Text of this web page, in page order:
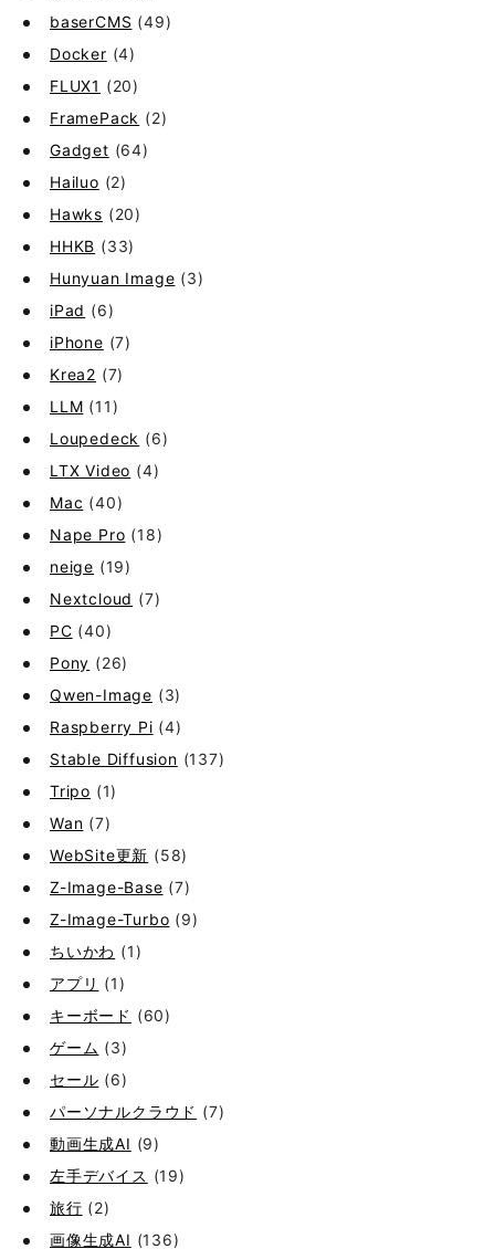
baserCMS (49)
Docker (4)
FLUX1 (20)
FramePack (2)
Gadget (64)
Hailuo (2)
Hawks (20)
HHKB (33)
Hunyuan Image (3)
iPad (6)
iPhone (7)
Krea2 (7)
LLM (11)
Loupedeck (6)
LTX Video (4)
Mac (40)
Nape Pro (18)
neige (19)
Nextcloud (7)
PC (40)
Pony (26)
Qwen-Image (3)
Raspberry Pi (4)
Stable Diffusion (137)
Tripo (1)
Wan (7)
WebSite更新 (58)
Z-Image-Base (7)
Z-Image-Turbo (9)
ちいかわ (1)
アプリ (1)
キーボード (60)
ゲーム (3)
セール (6)
パーソナルクラウド (7)
動画生成AI (9)
左手デバイス (19)
旅行 (2)
画像生成AI (136)